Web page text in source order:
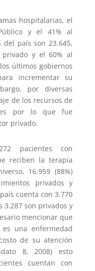
hospitalarias, el
y el 41% al
del país son 23.645,
y el 60% al
últimos gobiernos
incrementar su
por diversas
de los recursos de
por lo que fue
privado.
pacientes con
reciben la terapia
16.959 (88%)
privados y
cuenta con 3.770
3.287 son privados y
mencionar que
una enfermedad
de su atención
8, 2008) esto
cuentan con